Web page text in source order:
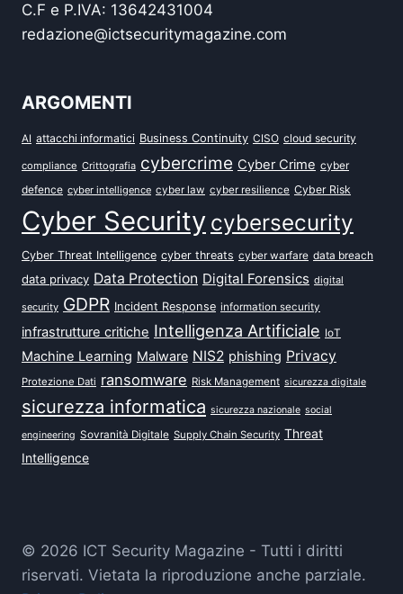
C.F e P.IVA: 13642431004
redazione@ictsecuritymagazine.com
ARGOMENTI
AI attacchi informatici Business Continuity CISO cloud security
compliance Crittografia cybercrime Cyber Crime cyber
defence cyber intelligence cyber law cyber resilience Cyber Risk
Cyber Security cybersecurity
Cyber Threat Intelligence cyber threats cyber warfare data breach
data privacy Data Protection Digital Forensics digital
security GDPR Incident Response information security
infrastrutture critiche Intelligenza Artificiale IoT
Machine Learning Malware NIS2 phishing Privacy
Protezione Dati ransomware Risk Management sicurezza digitale
sicurezza informatica sicurezza nazionale social
engineering Sovranità Digitale Supply Chain Security Threat
Intelligence
© 2026 ICT Security Magazine - Tutti i diritti
riservati. Vietata la riproduzione anche parziale.